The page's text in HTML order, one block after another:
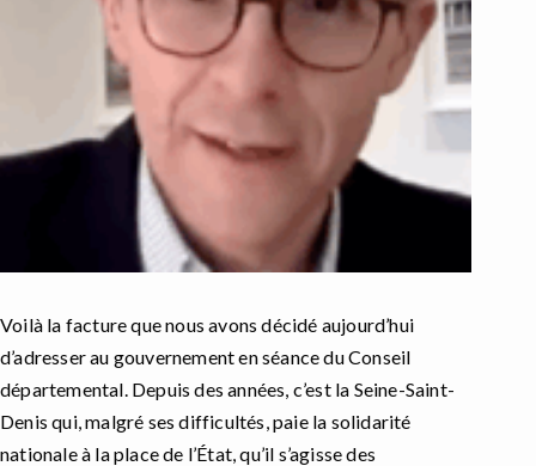
Voilà la facture que nous avons décidé aujourd’hui
d’adresser au gouvernement en séance du Conseil
départemental. Depuis des années, c’est la Seine-Saint-
Denis qui, malgré ses difficultés, paie la solidarité
nationale à la place de l’État, qu’il s’agisse des